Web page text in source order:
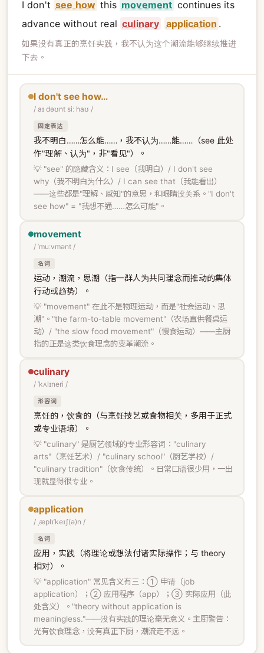
I don't see how this movement continues its
advance without real culinary application .
如果没有真正的烹饪实践，我不认为这个潮流能够继续推进
下去。
I don't see how…
/ aɪ dəʊnt siː haʊ /
固定表达
我不明白……怎么能……，我不认为……能……（see 此处
作"理解、认为"，非"看见"）。
💡 "see" 的隐藏含义：I see（我明白）/ I don't see
why（我不明白为什么）/ I can see that（我能看出）
——这些都是"理解、感知"的意思，和眼睛没关系。"I don't
see how" = "我想不通……怎么可能"。
movement
/ ˈmuːvmənt /
名词
运动，潮流，思潮（指一群人为共同理念而推动的集体
行动或趋势）。
💡 "movement" 在此不是物理运动，而是"社会运动、思
潮"。"the farm-to-table movement"（农场直供餐桌运
动）/ "the slow food movement"（慢食运动）——主厨
指的正是这类饮食理念的变革潮流。
culinary
/ ˈkʌlɪneri /
形容词
烹饪的，饮食的（与烹饪技艺或食物相关，多用于正式
或专业语境）。
💡 "culinary" 是厨艺领域的专业形容词："culinary
arts"（烹饪艺术）/ "culinary school"（厨艺学校）/
"culinary tradition"（饮食传统）。日常口语很少用，一出
现就显得很专业。
application
/ ˌæplɪˈkeɪʃ(ə)n /
名词
应用，实践（将理论或想法付诸实际操作；与 theory
相对）。
💡 "application" 常见含义有三：① 申请（job
application）；② 应用程序（app）；③ 实际应用（此
处含义）。"theory without application is
meaningless."——没有实践的理论毫无意义。主厨警告：
光有饮食理念，没有真正下厨，潮流走不远。